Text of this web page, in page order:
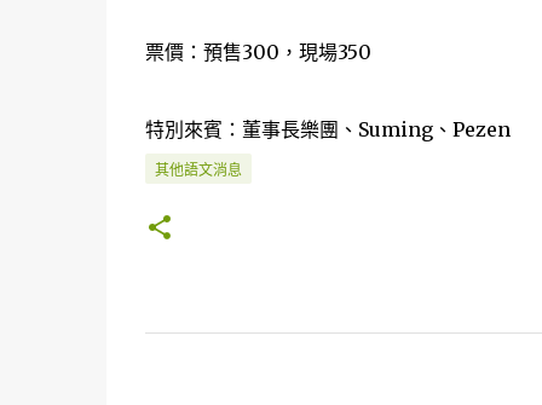
票價：預售300，現場350
特別來賓：董事長樂團、Suming、Pezen
其他語文消息